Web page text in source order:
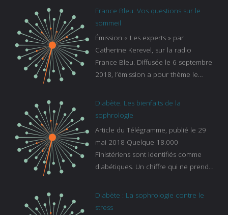
France Bleu. Vos questions sur le
sommeil
Émission « Les experts » par
Catherine Kerevel, sur la radio
France Bleu. Diffusée le 6 septembre
2018, l’émission a pour thème le
bleu :
https://www.francebleu.fr/emissions/l
sur-le-sommeil
Diabète. Les bienfaits de la
sophrologie
Article du Télégramme, publié le 29
mai 2018 Quelque 18.000
Finistériens sont identifiés comme
diabétiques. Un chiffre qui ne prend
s’ignorent. « C’est une pathologie qui
continue à augmenter, souligne
Diabète : La sophrologie contre le
stress